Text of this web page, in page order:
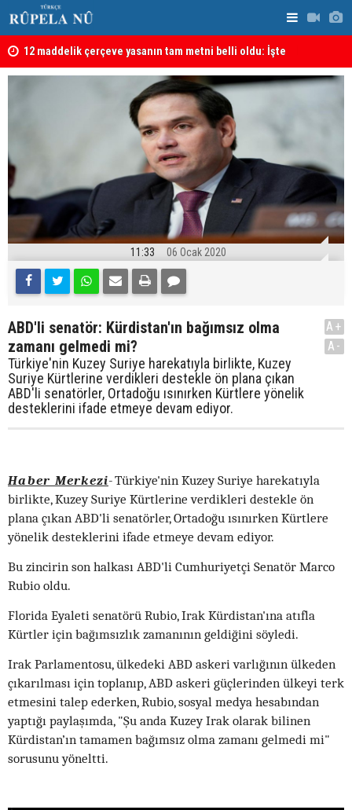
12 maddelik çerçeve yasanın tam metni belli oldu: İşte
tam metin!
11:33 06 Ocak 2020
ABD'li senatör: Kürdistan'ın bağımsız olma
zamanı gelmedi mi?
Türkiye'nin Kuzey Suriye harekatıyla birlikte, Kuzey
Suriye Kürtlerine verdikleri destekle ön plana çıkan
ABD'li senatörler, Ortadoğu ısınırken Kürtlere yönelik
desteklerini ifade etmeye devam ediyor.
A+
A-
Haber Merkezi-Türkiye'nin Kuzey Suriye harekatıyla
birlikte, Kuzey Suriye Kürtlerine verdikleri destekle ön
plana çıkan ABD'li senatörler, Ortadoğu ısınırken Kürtlere
yönelik desteklerini ifade etmeye devam ediyor.
Bu zincirin son halkası ABD'li Cumhuriyetçi Senatör Marco
Rubio oldu.
Florida Eyaleti senatörü Rubio, Irak Kürdistan'ına atıfla
Kürtler için bağımsızlık zamanının geldiğini söyledi.
Irak Parlamentosu, ülkedeki ABD askeri varlığının ülkeden
çıkarılması için toplanıp, ABD askeri güçlerinden ülkeyi terk
etmesini talep ederken, Rubio, sosyal medya hesabından
yaptığı paylaşımda, "Şu anda Kuzey Irak olarak bilinen
Kürdistan’ın tamamen bağımsız olma zamanı gelmedi mi"
sorusunu yöneltti.